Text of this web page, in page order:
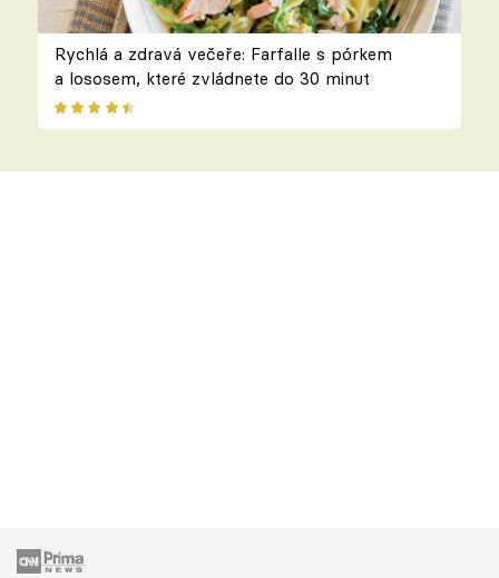
Rychlá a zdravá večeře: Farfalle s pórkem
a lososem, které zvládnete do 30 minut